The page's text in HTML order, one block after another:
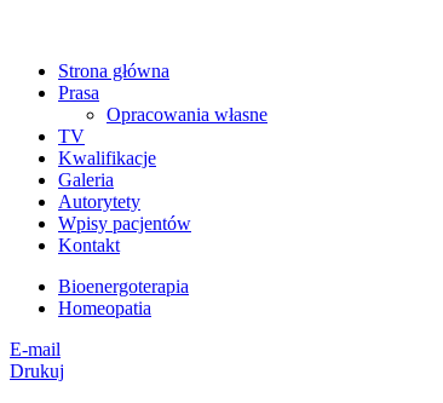
Strona główna
Prasa
Opracowania własne
TV
Kwalifikacje
Galeria
Autorytety
Wpisy pacjentów
Kontakt
Bioenergoterapia
Homeopatia
E-mail
Drukuj